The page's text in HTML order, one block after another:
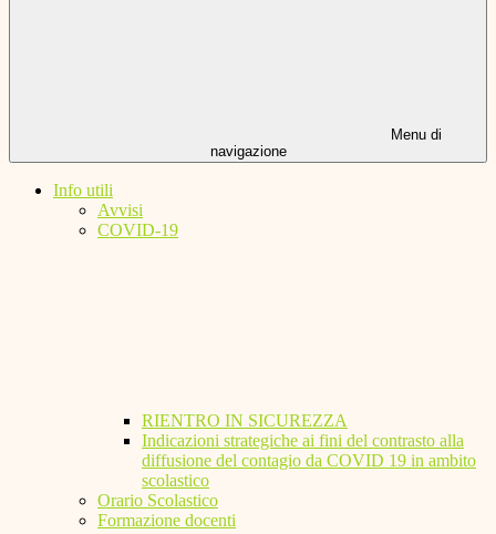
Menu di
navigazione
Info utili
Avvisi
COVID-19
RIENTRO IN SICUREZZA
Indicazioni strategiche ai fini del contrasto alla
diffusione del contagio da COVID 19 in ambito
scolastico
Orario Scolastico
Formazione docenti